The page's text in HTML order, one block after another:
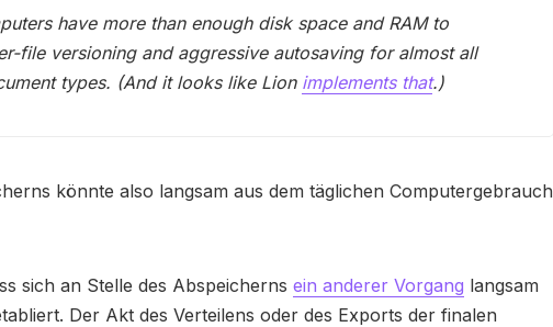
have more than enough disk space and RAM to
file versioning and aggressive autosaving for almost all
types. (And it looks like Lion implements that.)
könnte also langsam aus dem täglichen Computergebrauch
sich an Stelle des Abspeicherns ein anderer Vorgang langsam
Der Akt des Verteilens oder des Exports der finalen